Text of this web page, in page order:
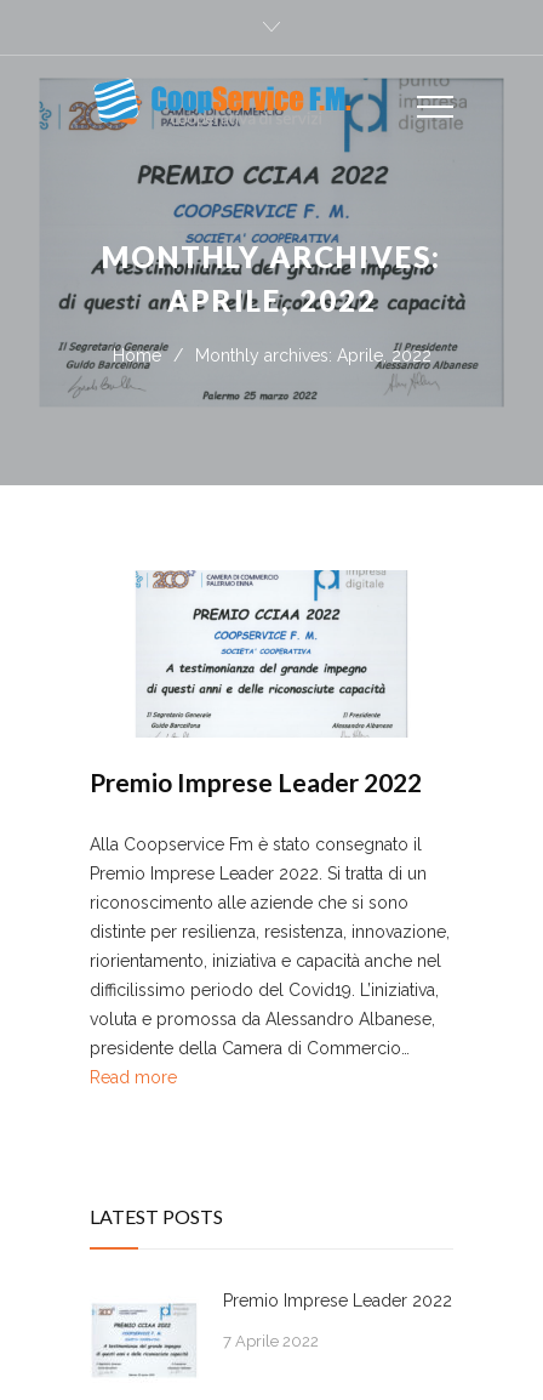
MONTHLY ARCHIVES:
APRILE, 2022
Home / Monthly archives: Aprile, 2022
Premio Imprese Leader 2022
Alla Coopservice Fm è stato consegnato il
Premio Imprese Leader 2022. Si tratta di un
riconoscimento alle aziende che si sono
distinte per resilienza, resistenza, innovazione,
riorientamento, iniziativa e capacità anche nel
difficilissimo periodo del Covid19. L’iniziativa,
voluta e promossa da Alessandro Albanese,
presidente della Camera di Commercio…
Read more
LATEST POSTS
Premio Imprese Leader 2022
7 Aprile 2022